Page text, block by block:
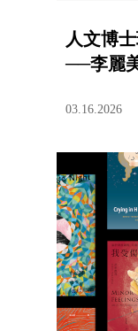
人文博
──李麗
03.16.2026